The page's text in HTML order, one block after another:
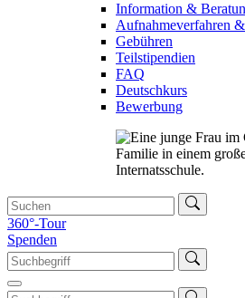
Information &
Aufnahmeverfahren
Gebühren
Teilstipendien
FAQ
Deutschkurs
Bewerbung
360°-Tour
Spenden